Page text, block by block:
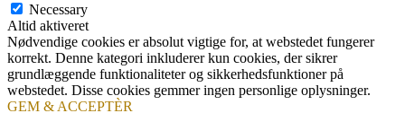
Necessary
Altid aktiveret
Nødvendige cookies er absolut vigtige for, at webstedet fungerer
korrekt. Denne kategori inkluderer kun cookies, der sikrer
grundlæggende funktionaliteter og sikkerhedsfunktioner på
webstedet. Disse cookies gemmer ingen personlige oplysninger.
GEM & ACCEPTÈR